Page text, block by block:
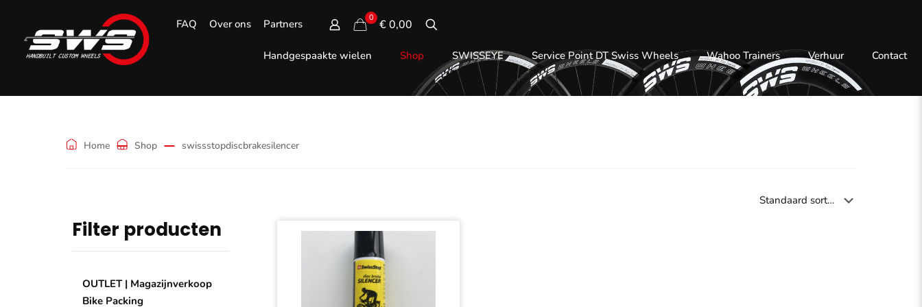
FAQ Over ons Partners 0 € 0,00
Handgespaakte wielen Shop SWISSEYE Service Point DT Swiss Wheels Wahoo Trainers Verhuur Contact
Home Shop swissstopdiscbrakesilencer
Filter producten
OUTLET | Magazijnverkoop
Bike Packing